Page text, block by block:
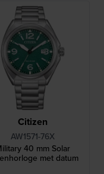
Citizen
AW1571-76X
40 mm Solar
met datum